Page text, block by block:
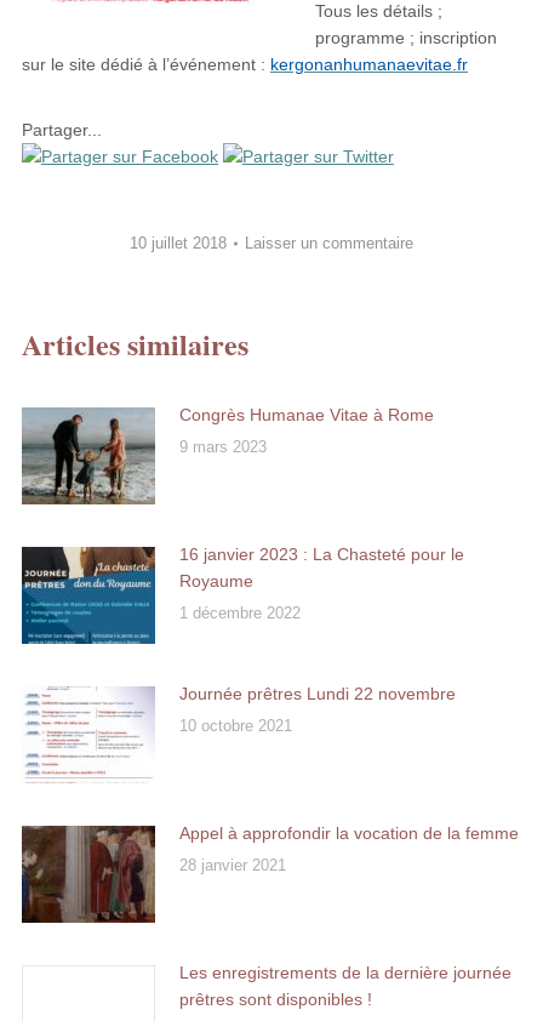
Tous les détails ;
programme ; inscription
sur le site dédié à l’événement : kergonanhumanaevitae.fr
Partager...
10 juillet 2018 Laisser un commentaire
Articles similaires
Congrès Humanae Vitae à Rome
9 mars 2023
16 janvier 2023 : La Chasteté pour le
Royaume
1 décembre 2022
Journée prêtres Lundi 22 novembre
10 octobre 2021
Appel à approfondir la vocation de la femme
28 janvier 2021
Les enregistrements de la dernière journée
prêtres sont disponibles !